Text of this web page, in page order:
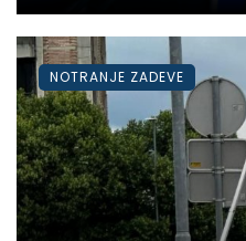
NOTRANJE ZADEVE